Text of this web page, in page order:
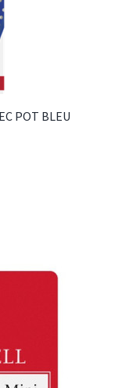
POT BLEU